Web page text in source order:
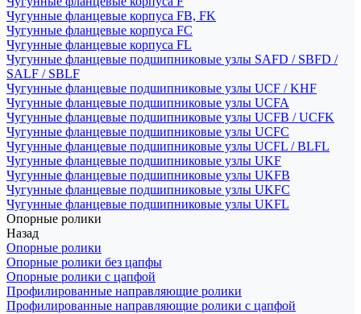
Чугунные фланцевые корпуса FB, FK
Чугунные фланцевые корпуса FC
Чугунные фланцевые корпуса FL
Чугунные фланцевые подшипниковые узлы SAFD / SBFD /
SALF / SBLF
Чугунные фланцевые подшипниковые узлы UCF / KHF
Чугунные фланцевые подшипниковые узлы UCFA
Чугунные фланцевые подшипниковые узлы UCFB / UCFK
Чугунные фланцевые подшипниковые узлы UCFC
Чугунные фланцевые подшипниковые узлы UCFL / BLFL
Чугунные фланцевые подшипниковые узлы UKF
Чугунные фланцевые подшипниковые узлы UKFB
Чугунные фланцевые подшипниковые узлы UKFC
Чугунные фланцевые подшипниковые узлы UKFL
Опорные ролики
Назад
Опорные ролики
Опорные ролики без цапфы
Опорные ролики с цапфой
Профилированные направляющие ролики
Профилированные направляющие ролики с цапфой